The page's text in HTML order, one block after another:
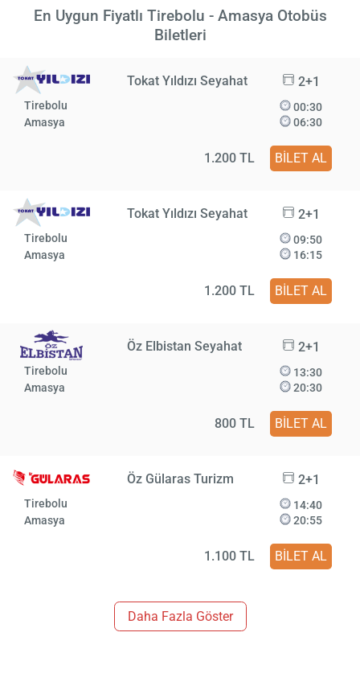
En Uygun Fiyatlı Tirebolu - Amasya Otobüs
Biletleri
Tokat Yıldızı Seyahat 2+1
Tirebolu
Amasya
00:30
06:30
1.200 TL BİLET AL
Tokat Yıldızı Seyahat 2+1
Tirebolu
Amasya
09:50
16:15
1.200 TL BİLET AL
Öz Elbistan Seyahat 2+1
Tirebolu
Amasya
13:30
20:30
800 TL BİLET AL
Öz Gülaras Turizm 2+1
Tirebolu
Amasya
14:40
20:55
1.100 TL BİLET AL
Daha Fazla Göster